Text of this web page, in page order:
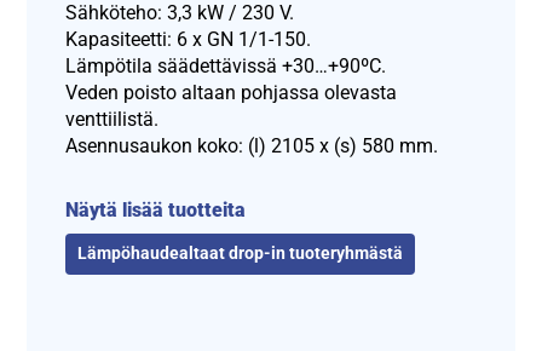
Sähköteho: 3,3 kW / 230 V.
Kapasiteetti: 6 x GN 1/1-150.
Lämpötila säädettävissä +30…+90ºC.
Veden poisto altaan pohjassa olevasta
venttiilistä.
Asennusaukon koko: (l) 2105 x (s) 580 mm.
Näytä lisää tuotteita
Lämpöhaudealtaat drop-in tuoteryhmästä